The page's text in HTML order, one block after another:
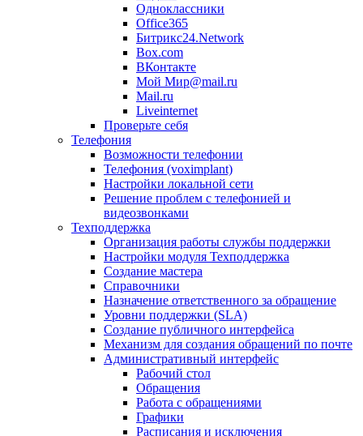
Одноклассники
Office365
Битрикс24.Network
Box.com
ВКонтакте
Мой Мир@mail.ru
Mail.ru
Liveinternet
Проверьте себя
Телефония
Возможности телефонии
Телефония (voximplant)
Настройки локальной сети
Решение проблем с телефонией и
видеозвонками
Техподдержка
Организация работы службы поддержки
Настройки модуля Техподдержка
Создание мастера
Справочники
Назначение ответственного за обращение
Уровни поддержки (SLA)
Создание публичного интерфейса
Механизм для создания обращений по почте
Административный интерфейс
Рабочий стол
Обращения
Работа с обращениями
Графики
Расписания и исключения